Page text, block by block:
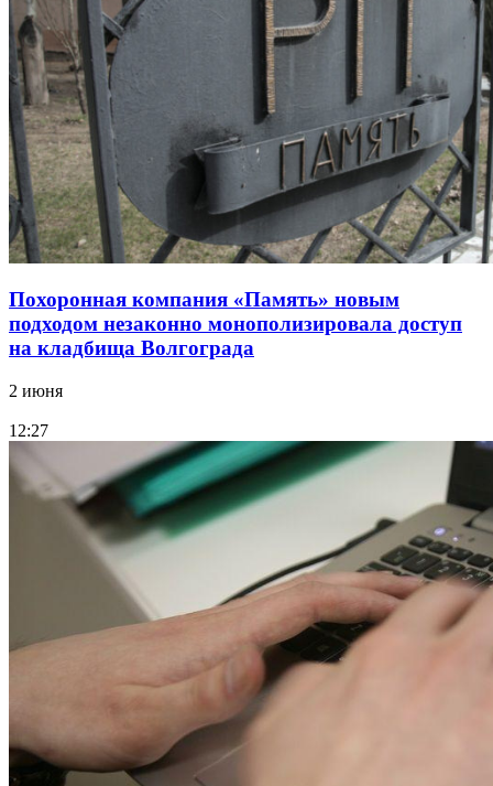
Похоронная компания «Память» новым
подходом незаконно монополизировала доступ
на кладбища Волгограда
2 июня
12:27